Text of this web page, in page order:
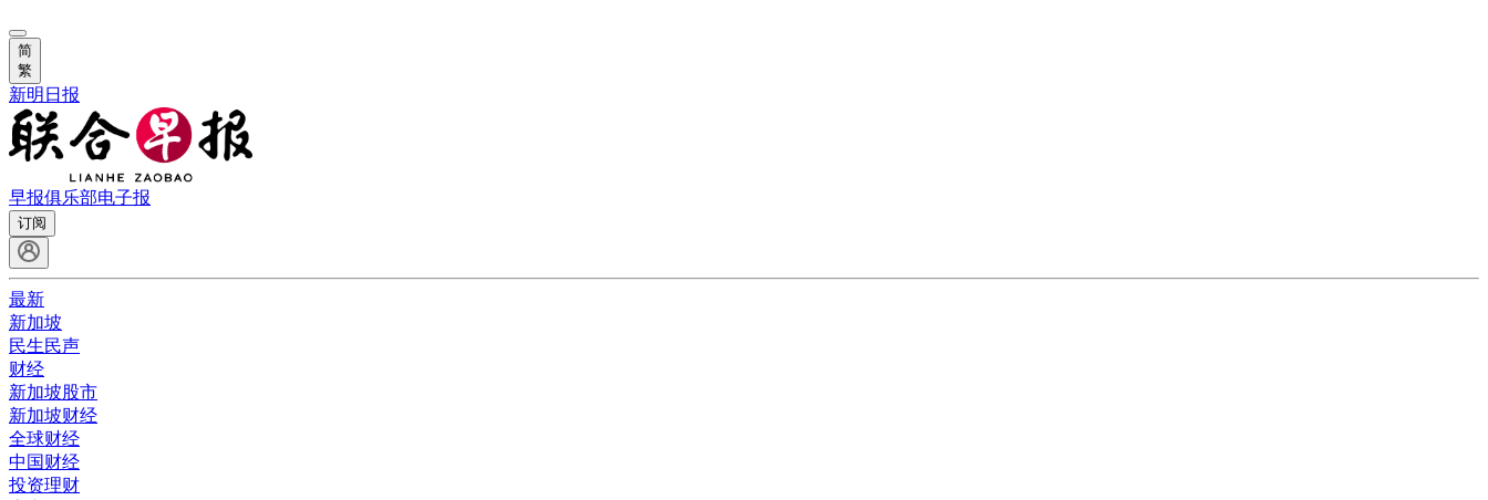
简
繁
新明日报
早报俱乐部电子报
订阅
最新
新加坡
民生民声
财经
新加坡股市
新加坡财经
全球财经
中国财经
投资理财